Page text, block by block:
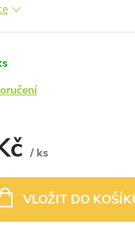
/ ks
VLOŽIT DO